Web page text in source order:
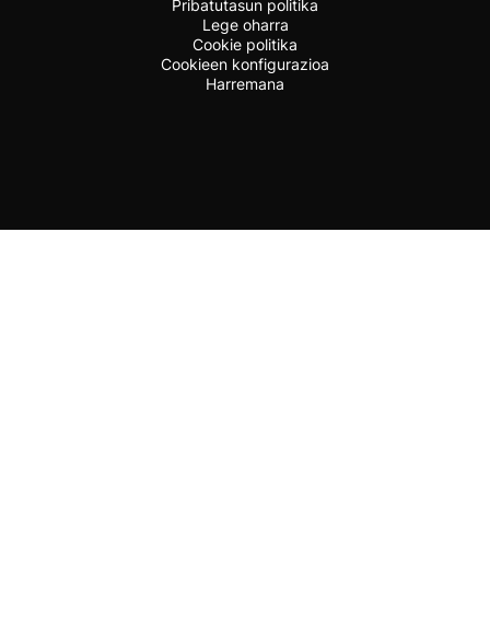
Pribatutasun politika
Lege oharra
Cookie politika
Cookieen konfigurazioa
Harremana